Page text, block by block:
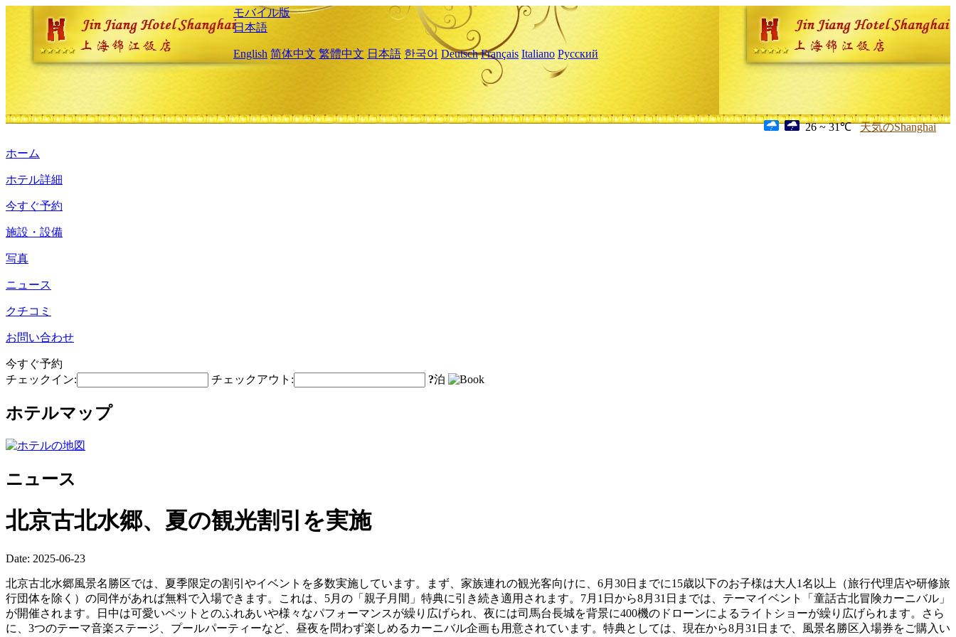
モバイル版
日本語
English 简体中文 繁體中文 日本語 한국어 Deutsch Français Italiano Русский
26 ~ 31℃ 天気のShanghai
ホーム
ホテル詳細
今すぐ予約
施設・設備
写真
ニュース
クチコミ
お問い合わせ
今すぐ予約
チェックイン:
チェックアウト: ?泊
ホテルマップ
ニュース
北京古北水郷、夏の観光割引を実施
Date: 2025-06-23
北京古北水郷風景名勝区では、夏季限定の割引やイベントを多数実施しています。まず、家族連れの観光客向けに、6月30日までに15歳以下のお子様は大人1名以上（旅行代理店や研修旅
行団体を除く）の同伴があれば無料で入場できます。これは、5月の「親子月間」特典に引き続き適用されます。7月1日から8月31日までは、テーマイベント「童話古北冒険カーニバル」
が開催されます。日中は可愛いペットとのふれあいや様々なパフォーマンスが繰り広げられ、夜には司馬台長城を背景に400機のドローンによるライトショーが繰り広げられます。さら
に、3つのテーマ音楽ステージ、プールパーティーなど、昼夜を問わず楽しめるカーニバル企画も用意されています。特典としては、現在から8月31日まで、風景名勝区入場券をご購入い